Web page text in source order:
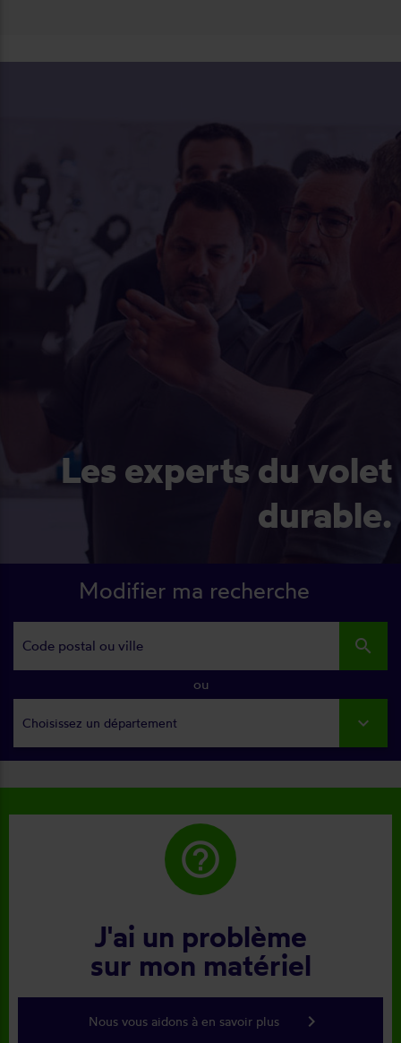
Les experts du volet
durable.
Modifier ma recherche
search
ou
Choisissez un département
help_outline
J'ai un problème
sur mon matériel
Nous vous aidons à en savoir plus keyboard_arrow_right